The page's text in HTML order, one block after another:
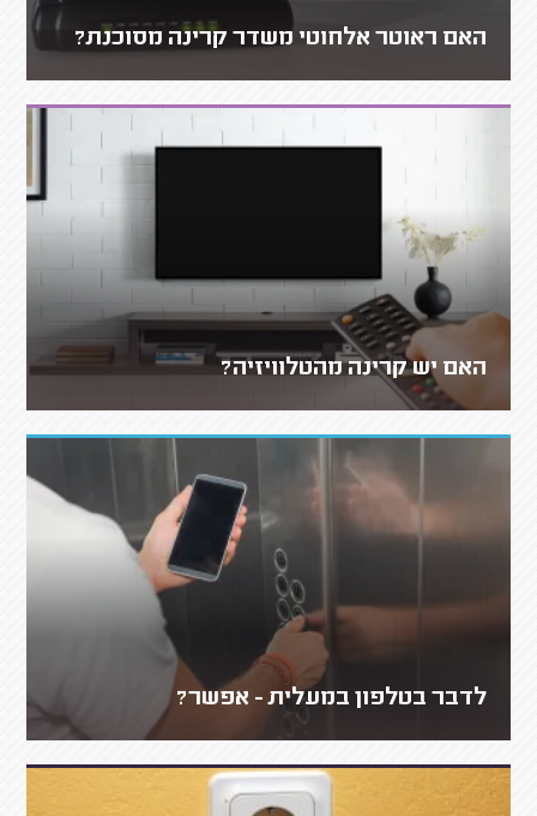
האם ראוטר אלחוטי משדר קרינה מסוכנת?
האם יש קרינה מהטלוויזיה?
לדבר בטלפון במעלית - אפשר?